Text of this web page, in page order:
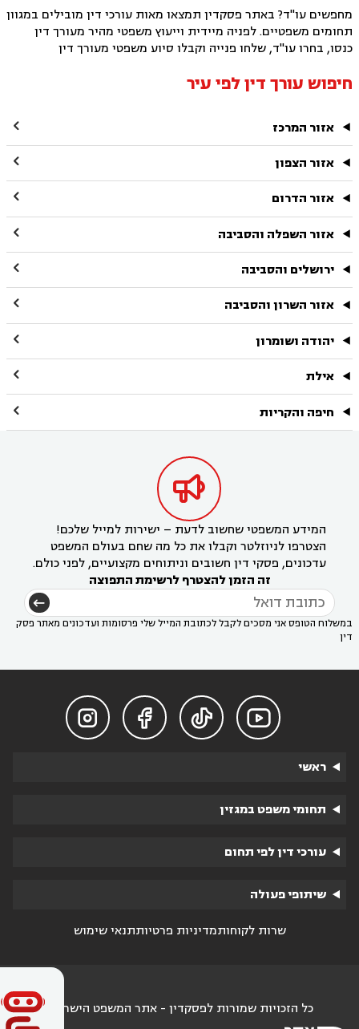
מחפשים עו"ד? באתר פסקדין תמצאו מאות עורכי דין מובילים במגוון
תחומים משפטיים. לפניה מיידית וייעוץ משפטי מהיר מעורך דין
כנסו, בחרו עו"ד, שלחו פנייה וקבלו סיוע משפטי מעורך דין
חיפוש עורך דין לפי עיר
אזור המרכז 
אזור הצפון 
אזור הדרום 
אזור השפלה והסביבה 
ירושלים והסביבה 
אזור השרון והסביבה 
יהודה ושומרון 
אילת 
חיפה והקריות 

המידע המשפטי שחשוב לדעת – ישירות למייל שלכם!
הצטרפו לניוזלטר וקבלו את כל מה שחם בעולם המשפט
עדכונים, פסקי דין חשובים וניתוחים מקצועיים, לפני כולם.
זה הזמן להצטרף לרשימת התפוצה
במשלוח הטופס אני מסכים לקבל לכתובת המייל שלי פרסומות ועדכונים מאתר פסק
דין




ראשי
תחומי משפט במגזין
עורכי דין לפי תחום
שיתופי פעולה
שרות לקוחותמדיניות פרטיותתנאי שימוש
כל הזכויות שמורות לפסקדין - אתר המשפט הישראלי